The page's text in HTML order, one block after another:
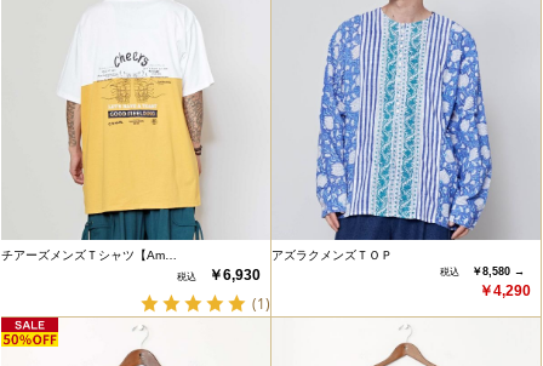
チアーズメンズＴシャツ【Am…
￥6,930
(1)
アズラクメンズＴＯＰ
￥8,580 →
￥4,290